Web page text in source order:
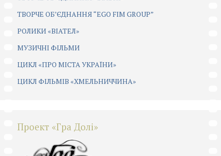
ТВОРЧЕ ОБ’ЄДНАННЯ “EGO FIM GROUP”
РОЛИКИ «ВІАТЕЛ»
МУЗИЧНІ ФІЛЬМИ
ЦИКЛ «ПРО МІСТА УКРАЇНИ»
ЦИКЛ ФІЛЬМІВ «ХМЕЛЬНИЧЧИНА»
Проект «Гра Долі»